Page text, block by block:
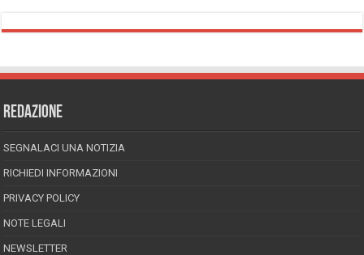
REDAZIONE
SEGNALACI UNA NOTIZIA
RICHIEDI INFORMAZIONI
PRIVACY POLICY
NOTE LEGALI
NEWSLETTER